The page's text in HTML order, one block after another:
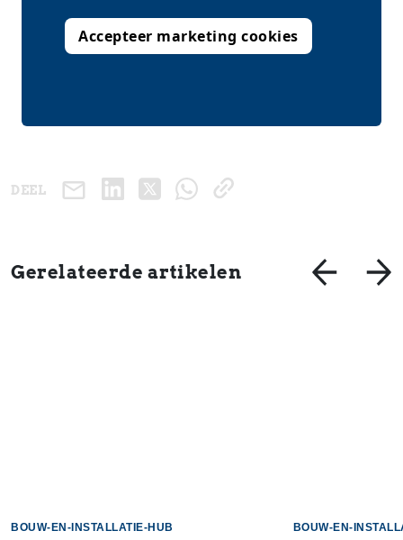
Accepteer marketing cookies
DEEL
Gerelateerde artikelen
BOUW-EN-INSTALLATIE-HUB BOUW-EN-